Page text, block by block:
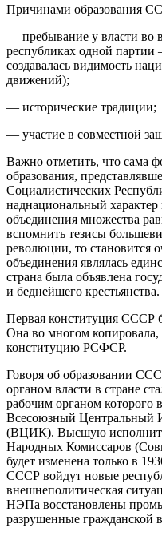
Причинами образования
— пребывание у власти во
республиках одной партии
создавалась видимость
движений);
— исторические традиции;
— участие в совместной
Важно отметить, что сама
образования,
Социалистических
наднациональный
объединения множества
вспомнить тезисы
революции, то становится
объединения являлась
страна была объявлена
и беднейшего крестьянства.
Первая конституция СССР
Она во многом
конституцию РСФСР.
Говоря об образовании
органом власти в стране
рабочим органом которого
Всесоюзный Центральный
(ВЦИК). Высшую
Народных Комиссаров
будет изменена только в
СССР войдут новые
внешнеполитическая
НЭПа восстановлены
разрушенные гражданской